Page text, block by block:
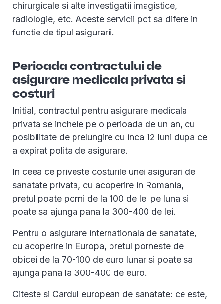
chirurgicale si alte investigatii imagistice,
radiologie, etc. Aceste servicii pot sa difere in
functie de tipul asigurarii.
Perioada contractului de
asigurare medicala privata si
costuri
Initial, contractul pentru asigurare medicala
privata se incheie pe o perioada de un an, cu
posibilitate de prelungire cu inca 12 luni dupa ce
a expirat polita de asigurare.
In ceea ce priveste costurile unei asigurari de
sanatate privata, cu acoperire in Romania,
pretul poate porni de la 100 de lei pe luna si
poate sa ajunga pana la 300-400 de lei.
Pentru o asigurare internationala de sanatate,
cu acoperire in Europa, pretul porneste de
obicei de la 70-100 de euro lunar si poate sa
ajunga pana la 300-400 de euro.
Citeste si Cardul european de sanatate: ce este,